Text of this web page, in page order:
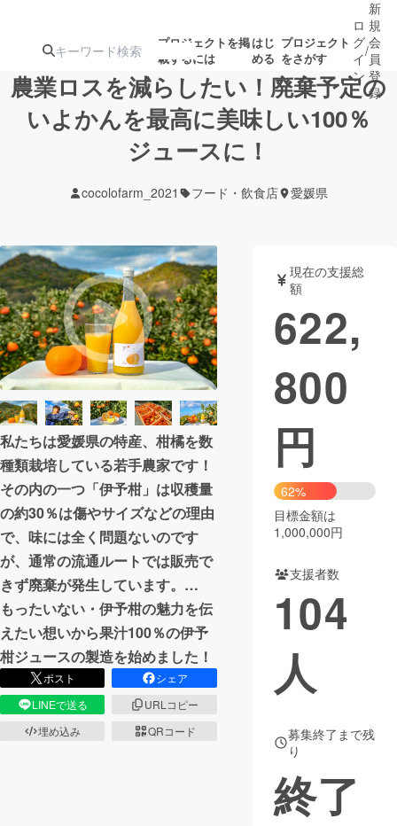
プロジェクトを掲
載するには
はじ
める
プロジェクト
をさがす
注目の新着プロ募集終了が近いプ
テクノロジー・ガジェット
映像・映画 書籍・雑誌
ビジネス・起業 チャレンジ
まちづくり・地域活性化
CAMPFIRE for Social Good
CAMPFIRE Creation
CAMPFIREふるさと納税machi-ya コミュニティ
ロ
グ
イ
ン
/
新
規
会
員
登
録
農業ロスを減らしたい！廃棄予定の
いよかんを最高に美味しい100％
ジュースに！
cocolofarm_2021 フード・飲食店 愛媛県
私たちは愛媛県の特産、柑橘を数
種類栽培している若手農家です！
その内の一つ「伊予柑」は収穫量
の約30％は傷やサイズなどの理由
で、味には全く問題ないのです
が、通常の流通ルートでは販売で
きず廃棄が発生しています。…
もったいない・伊予柑の魅力を伝
えたい想いから果汁100％の伊予
柑ジュースの製造を始めました！
ポスト
シェア
LINEで送る
URLコピー
埋め込み
QRコード
現在の支援総
額
622,
800
円
62%
目標金額は
1,000,000円
支援者数
104
人
募集終了まで残
り
終了